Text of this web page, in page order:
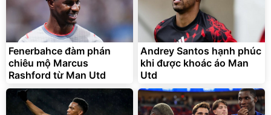
Fenerbahce đàm phán
chiêu mộ Marcus
Rashford từ Man Utd
Andrey Santos hạnh phúc
khi được khoác áo Man
Utd